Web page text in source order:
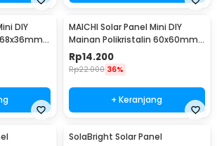
DIY
MAICHI Solar Panel Mini DIY
Mainan Polikristalin 60x60mm
3V 100mA 0.4W - SPM03
Rp14.200
Rp22.000 36%
+ Keranjang
SolaBright Solar Panel